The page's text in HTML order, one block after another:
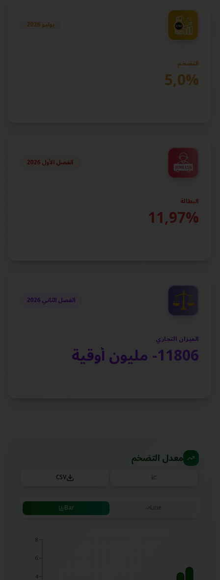
يوليو 2026
التضخم
5,0%
الفصل الأول 2026
البطالة
11,97%
الفصل الثاني 2026
الميزان التجاري
11806- مليون أوقية
معدل التضخم
📈
CSV
Bar Line
4
6
8